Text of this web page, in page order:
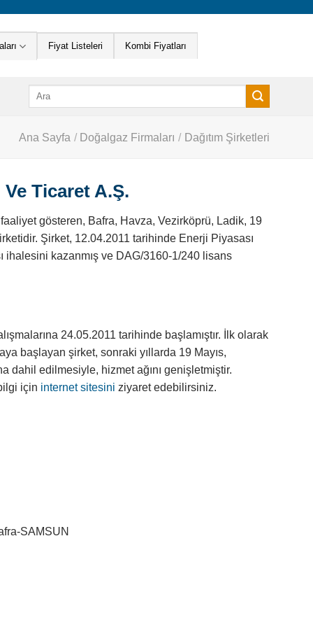
Fiyat Listeleri Kombi Fiyatları
Ara:
Ana Sayfa / Doğalgaz Firmaları / Dağıtım Şirketleri
Ticaret A.Ş.
gösteren, Bafra, Havza, Vezirköprü, Ladik, 19
Şirket, 12.04.2011 tarihinde Enerji Piyasası
ihalesini kazanmış ve DAG/3160-1/240 lisans
24.05.2011 tarihinde başlamıştır. İlk olarak
başlayan şirket, sonraki yıllarda 19 Mayıs,
dahil edilmesiyle, hizmet ağını genişletmiştir.
için internet sitesini ziyaret edebilirsiniz.
SAMSUN